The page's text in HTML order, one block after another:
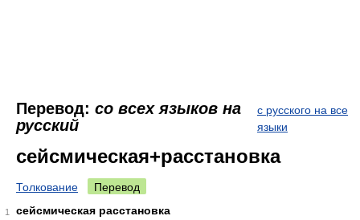
Перевод: со всех языков на
русский
с русского на все
языки
сейсмическая+расстановка
Толкование Перевод
1
сейсмическая расстановка